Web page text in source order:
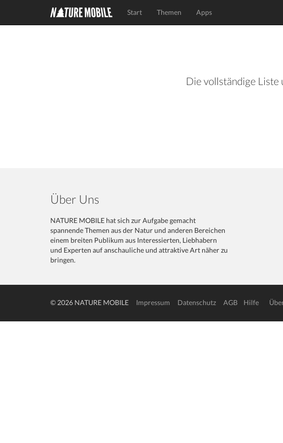
Start Themen Apps
Die vollständige Liste
Über Uns
NATURE MOBILE hat sich zur Aufgabe gemacht
spannende Themen aus der Natur und anderen Bereichen
einem breiten Publikum aus Interessierten, Liebhabern
und Experten auf anschauliche und attraktive Art näher zu
bringen.
© 2026 NATURE MOBILE Impressum Datenschutz AGB Hilfe